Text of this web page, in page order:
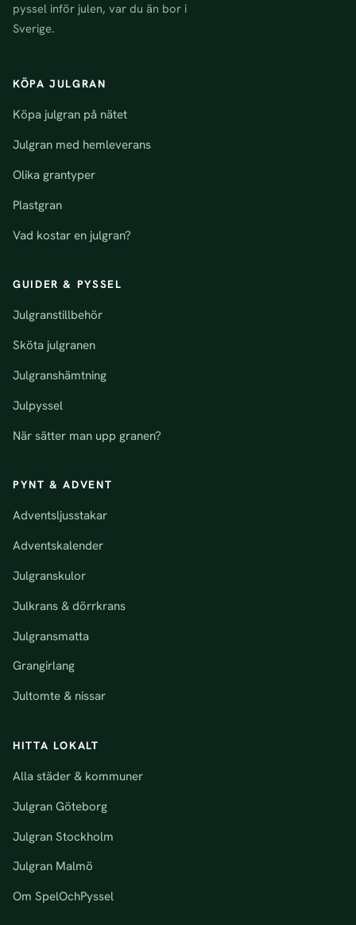
pyssel inför julen, var du än bor i
Sverige.
KÖPA JULGRAN
Köpa julgran på nätet
Julgran med hemleverans
Olika grantyper
Plastgran
Vad kostar en julgran?
GUIDER & PYSSEL
Julgranstillbehör
Sköta julgranen
Julgranshämtning
Julpyssel
När sätter man upp granen?
PYNT & ADVENT
Adventsljusstakar
Adventskalender
Julgranskulor
Julkrans & dörrkrans
Julgransmatta
Grangirlang
Jultomte & nissar
HITTA LOKALT
Alla städer & kommuner
Julgran Göteborg
Julgran Stockholm
Julgran Malmö
Om SpelOchPyssel